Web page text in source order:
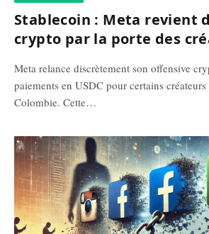
Stablecoin : Meta revient
crypto par la porte des
Meta relance discrètement son offensive
paiements en USDC pour certains
Colombie. Cette…